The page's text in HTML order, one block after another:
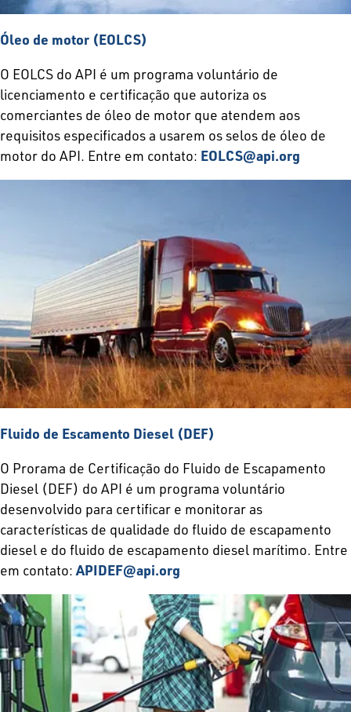
Óleo de motor (EOLCS)
O EOLCS do API é um programa voluntário de
licenciamento e certificação que autoriza os
comerciantes de óleo de motor que atendem aos
requisitos especificados a usarem os selos de óleo de
motor do API. Entre em contato: EOLCS@api.org
Fluido de Escamento Diesel (DEF)
O Prorama de Certificação do Fluido de Escapamento
Diesel (DEF) do API é um programa voluntário
desenvolvido para certificar e monitorar as
características de qualidade do fluido de escapamento
diesel e do fluido de escapamento diesel marítimo. Entre
em contato: APIDEF@api.org